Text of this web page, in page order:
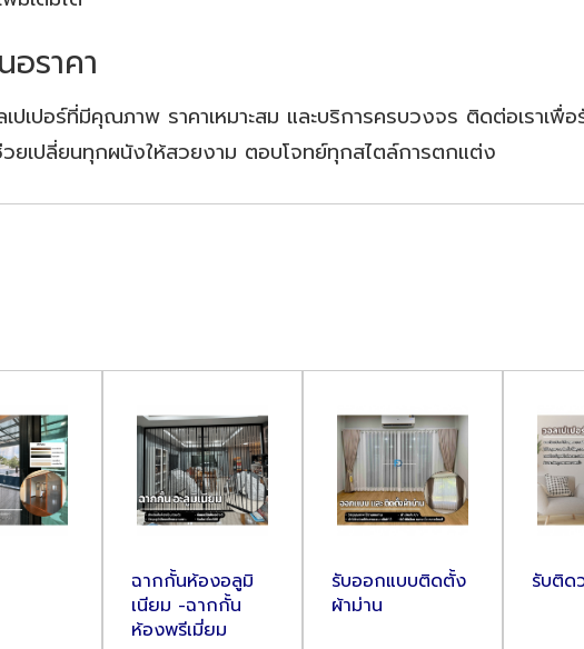
อราคา
เปอร์ที่มีคุณภาพ ราคาเหมาะสม และบริการครบวงจร ติดต่อเราเพื่อ
วยเปลี่ยนทุกผนังให้สวยงาม ตอบโจทย์ทุกสไตล์การตกแต่ง
ฉากกั้นห้องอลูมิ
เนียม -ฉากกั้น
ห้องพรีเมี่ยม
รับออกแบบติดตั้ง
ผ้าม่าน
รับติด